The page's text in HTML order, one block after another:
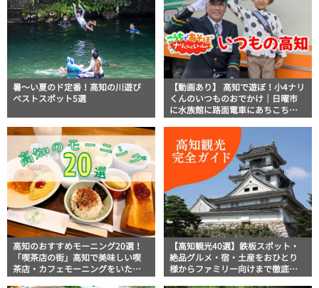
暑～い夏のド定番！高知の川遊び
ベストスポット5選
【動画あり】 高知で遊ぼ！小4ナリ
くんのいつものおでかけ｜日曜市
に水族館に路面電車にあちこち巡
高知のおすすめモーニング20選！
「喫茶店の街」高知で美味しい喫
茶店・カフェモーニングをいただ
【高知観光40選】鉄板スポット・
絶品グルメ・宿・土産をおひとり
様からファミリー向けまで徹底解